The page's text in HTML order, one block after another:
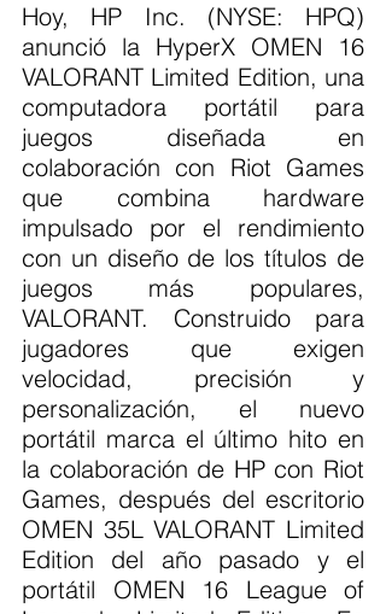
Hoy, HP Inc. (NYSE: HPQ)
anunció la HyperX OMEN 16
VALORANT Limited Edition, una
computadora portátil para
juegos diseñada en
colaboración con Riot Games
que combina hardware
impulsado por el rendimiento
con un diseño de los títulos de
juegos más populares,
VALORANT. Construido para
jugadores que exigen
velocidad, precisión y
personalización, el nuevo
portátil marca el último hito en
la colaboración de HP con Riot
Games, después del escritorio
OMEN 35L VALORANT Limited
Edition del año pasado y el
portátil OMEN 16 League of